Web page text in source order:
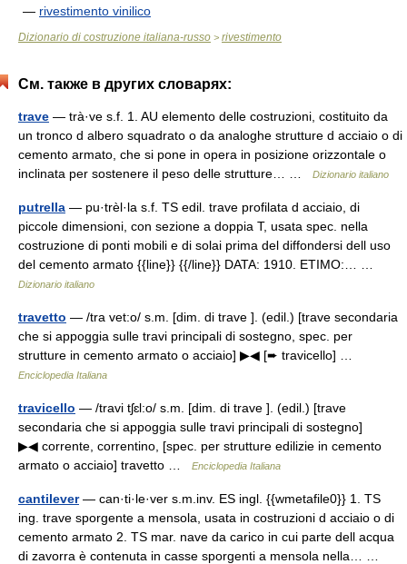
— rivestimento vinilico
Dizionario di costruzione italiana-russo > rivestimento
См. также в других словарях:
trave — trà·ve s.f. 1. AU elemento delle costruzioni, costituito da
un tronco d albero squadrato o da analoghe strutture d acciaio o di
cemento armato, che si pone in opera in posizione orizzontale o
inclinata per sostenere il peso delle strutture… …
Dizionario italiano
putrella — pu·trèl·la s.f. TS edil. trave profilata d acciaio, di
piccole dimensioni, con sezione a doppia T, usata spec. nella
costruzione di ponti mobili e di solai prima del diffondersi dell uso
del cemento armato {{line}} {{/line}} DATA: 1910. ETIMO:… …
Dizionario italiano
travetto — /tra vet:o/ s.m. [dim. di trave ]. (edil.) [trave secondaria
che si appoggia sulle travi principali di sostegno, spec. per
strutture in cemento armato o acciaio] ▶◀ [➨ travicello] …
Enciclopedia Italiana
travicello — /travi tʃɛl:o/ s.m. [dim. di trave ]. (edil.) [trave
secondaria che si appoggia sulle travi principali di sostegno]
▶◀ corrente, correntino, [spec. per strutture edilizie in cemento
armato o acciaio] travetto …
Enciclopedia Italiana
cantilever— can·ti·le·ver s.m.inv. ES ingl. {{wmetafile0}} 1. TS
ing. trave sporgente a mensola, usata in costruzioni d acciaio o di
cemento armato 2. TS mar. nave da carico in cui parte dell acqua
di zavorra è contenuta in casse sporgenti a mensola nella… …